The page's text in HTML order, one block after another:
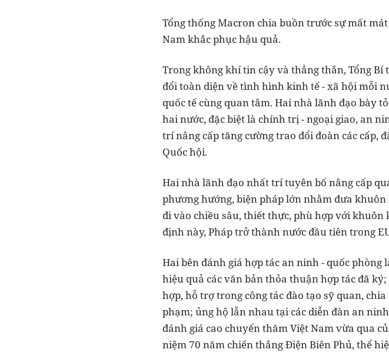
Tổng thống Macron chia buồn trước sự mất
Nam khắc phục hậu quả.
Trong không khí tin cậy và thẳng thắn, Tổng
đổi toàn diện về tình hình kinh tế - xã hội mỗi
quốc tế cùng quan tâm. Hai nhà lãnh đạo bày
hai nước, đặc biệt là chính trị - ngoại giao, an
trí nâng cấp tăng cường trao đổi đoàn các cấp,
Quốc hội.
Hai nhà lãnh đạo nhất trí tuyên bố nâng cấp
phương hướng, biện pháp lớn nhằm đưa
đi vào chiều sâu, thiết thực, phù hợp với
định này, Pháp trở thành nước đầu tiên trong
Hai bên đánh giá hợp tác an ninh - quốc
hiệu quả các văn bản thỏa thuận hợp tác đã
hợp, hỗ trợ trong công tác đào tạo sỹ quan,
phạm; ủng hộ lẫn nhau tại các diễn đàn an
đánh giá cao chuyến thăm Việt Nam vừa qua
niệm 70 năm chiến thắng Điện Biên Phủ, thể